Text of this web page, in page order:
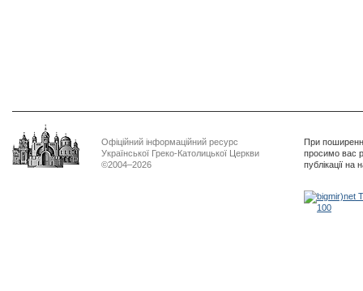
Офіційний інформаційний ресурс
Української Греко-Католицької Церкви
©2004–2026
При
просимо вас
публікації на